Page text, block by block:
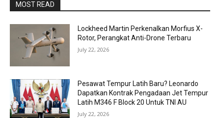
MOST READ
Lockheed Martin Perkenalkan Morfius X-
Rotor, Perangkat Anti-Drone Terbaru
July 22, 2026
Pesawat Tempur Latih Baru? Leonardo
Dapatkan Kontrak Pengadaan Jet Tempur
Latih M346 F Block 20 Untuk TNI AU
July 22, 2026